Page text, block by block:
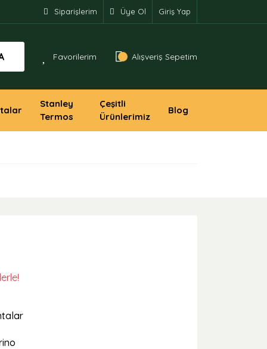
Siparişlerim Üye Ol Giriş Yap
Favorilerim Alışveriş Sepetim
Stanley
Termos
Çeşitli
Ürünlerimiz
Blog